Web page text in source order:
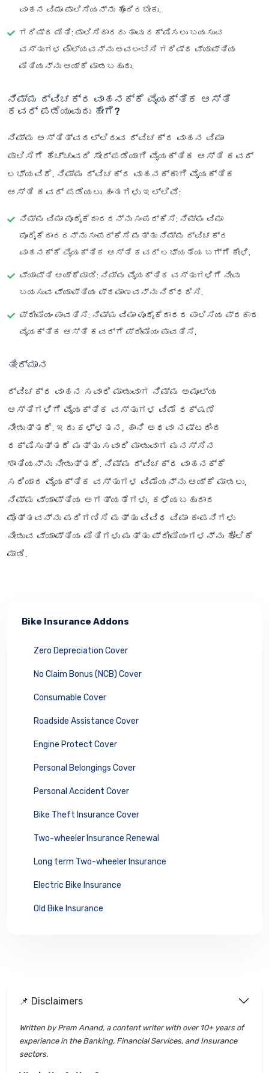
ವಾಹನ ವಿಮಾ ಪಾಲಿಸಿಯನ್ನು ಹೊಂದಿರಬೇಕು.
ಗರಿಷ್ಠ ಮಿತಿ: ಪಾಲಿಸಿದಾರರು ತಾವು ರಕ್ಷಿಸಲು ಬಯಸುವ
ವಸ್ತುಗಳ ಮೌಲ್ಯವನ್ನು ಅವಲಂಬಿಸಿ ಗರಿಷ್ಠ ವ್ಯಾಪ್ತಿಯ
ಮಿತಿಯನ್ನು ಆಯ್ಕೆ ಮಾಡಬಹುದು.
ನಿಮ್ಮ ದ್ವಿಚಕ್ರ ವಾಹನಕ್ಕೆ ವೈಯಕ್ತಿಕ ಆಸ್ತಿ
ಕವರ್ ಪಡೆಯುವುದು ಹೇಗೆ?
ನಿಮ್ಮ ಅಸ್ತಿತ್ವದಲ್ಲಿರುವ ದ್ವಿಚಕ್ರ ವಾಹನ ವಿಮಾ
ಪಾಲಿಸಿಗೆ ಹೆಚ್ಚುವರಿ ಸೇರ್ಪಡೆಯಾಗಿ ವೈಯಕ್ತಿಕ ಆಸ್ತಿ ಕವರ್
ಲಭ್ಯವಿದೆ. ನಿಮ್ಮ ದ್ವಿಚಕ್ರ ವಾಹನಕ್ಕಾಗಿ ವೈಯಕ್ತಿಕ
ಆಸ್ತಿ ಕವರ್ ಪಡೆಯಲು ಹಂತಗಳು ಇಲ್ಲಿವೆ:
ನಿಮ್ಮ ವಿಮಾ ಪೂರೈಕೆದಾರರನ್ನು ಸಂಪರ್ಕಿಸಿ: ನಿಮ್ಮ ವಿಮಾ
ಪೂರೈಕೆದಾರರನ್ನು ಸಂಪರ್ಕಿಸಿ ಮತ್ತು ನಿಮ್ಮ ದ್ವಿಚಕ್ರ
ವಾಹನಕ್ಕೆ ವೈಯಕ್ತಿಕ ಆಸ್ತಿ ಕವರ್ ಲಭ್ಯತೆಯ ಬಗ್ಗೆ ಕೇಳಿ.
ವ್ಯಾಪ್ತಿ ಆಯ್ಕೆಮಾಡಿ: ನಿಮ್ಮ ವೈಯಕ್ತಿಕ ವಸ್ತುಗಳಿಗೆ ನೀವು
ಬಯಸುವ ವ್ಯಾಪ್ತಿಯ ಪ್ರಮಾಣವನ್ನು ನಿರ್ಧರಿಸಿ.
ಪ್ರೀಮಿಯಂ ಪಾವತಿಸಿ: ನಿಮ್ಮ ವಿಮಾ ಪೂರೈಕೆದಾರರ ಪಾಲಿಸಿಯ ಪ್ರಕಾರ
ವೈಯಕ್ತಿಕ ಆಸ್ತಿ ಕವರ್‌ಗೆ ಪ್ರೀಮಿಯಂ ಪಾವತಿಸಿ.
ತೀರ್ಮಾನ
ದ್ವಿಚಕ್ರ ವಾಹನ ಸವಾರಿ ಮಾಡುವಾಗ ನಿಮ್ಮ ಅಮೂಲ್ಯ
ಆಸ್ತಿಗಳಿಗೆ ವೈಯಕ್ತಿಕ ವಸ್ತುಗಳ ವಿಮೆ ರಕ್ಷಣೆ
ನೀಡುತ್ತದೆ. ಇದು ಕಳ್ಳತನ, ಹಾನಿ ಅಥವಾ ನಷ್ಟದಿಂದ
ರಕ್ಷಿಸುತ್ತದೆ ಮತ್ತು ಸವಾರಿ ಮಾಡುವಾಗ ಮನಸ್ಸಿನ
ಶಾಂತಿಯನ್ನು ನೀಡುತ್ತದೆ. ನಿಮ್ಮ ದ್ವಿಚಕ್ರ ವಾಹನಕ್ಕೆ
ಸರಿಯಾದ ವೈಯಕ್ತಿಕ ವಸ್ತುಗಳ ವಿಮೆಯನ್ನು ಆಯ್ಕೆ ಮಾಡಲು,
ನಿಮ್ಮ ವ್ಯಾಪ್ತಿಯ ಅಗತ್ಯತೆಗಳು, ಕಳೆಯಬಹುದಾದ
ಮೊತ್ತವನ್ನು ಪರಿಗಣಿಸಿ ಮತ್ತು ವಿವಿಧ ವಿಮಾ ಕಂಪನಿಗಳು
ನೀಡುವ ವ್ಯಾಪ್ತಿಯ ಮಿತಿಗಳು ಮತ್ತು ಪ್ರೀಮಿಯಂಗಳನ್ನು ಹೋಲಿಕೆ
ಮಾಡಿ.
Bike Insurance Addons
Zero Depreciation Cover
No Claim Bonus (NCB) Cover
Consumable Cover
Roadside Assistance Cover
Engine Protect Cover
Personal Belongings Cover
Personal Accident Cover
Bike Theft Insurance Cover
Two-wheeler Insurance Renewal
Long term Two-wheeler Insurance
Electric Bike Insurance
Old Bike Insurance
📌 Disclaimers
Written by Prem Anand, a content writer with over 10+ years of
experience in the Banking, Financial Services, and Insurance
sectors.